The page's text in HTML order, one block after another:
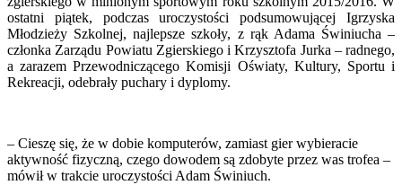
ostatni piątek, podczas uroczystości podsumowującej Igrzyska
Młodzieży Szkolnej, najlepsze szkoły, z rąk Adama Świniucha –
członka Zarządu Powiatu Zgierskiego i Krzysztofa Jurka – radnego,
a zarazem Przewodniczącego Komisji Oświaty, Kultury, Sportu i
Rekreacji, odebrały puchary i dyplomy.
– Cieszę się, że w dobie komputerów, zamiast gier wybieracie
aktywność fizyczną, czego dowodem są zdobyte przez was trofea –
mówił w trakcie uroczystości Adam Świniuch.